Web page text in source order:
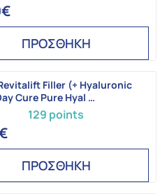
ΠΡΟΣΘΗΚΗ
129 points
Filler (+ Hyaluronic
Cure Pure Hyal …
ΠΡΟΣΘΗΚΗ